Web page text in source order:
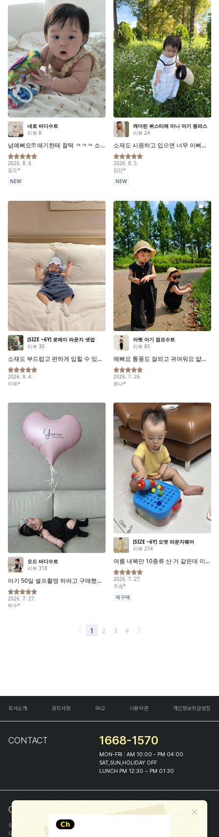
회사소개 공지사항 FAQ 이용약관 개인정보취급방침
CONTACT 1668-1570
MON-FRI : AM 10:00 - PM 04:00
SAT,SUN,HOLIDAY OFF
LUNCH PM 12:30 ~ PM 01:30
COMPANY INFO
상호
(주)해피프린스
대표